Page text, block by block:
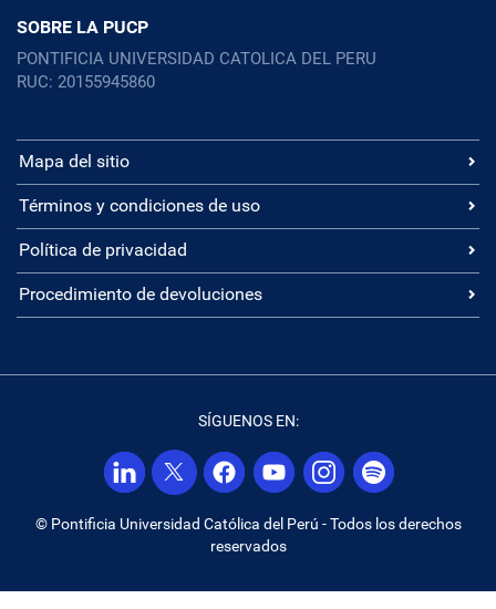
SOBRE LA PUCP
PONTIFICIA UNIVERSIDAD CATOLICA DEL PERU
RUC: 20155945860
Mapa del sitio
Términos y condiciones de uso
Política de privacidad
Procedimiento de devoluciones
SÍGUENOS EN:
© Pontificia Universidad Católica del Perú - Todos los derechos
reservados